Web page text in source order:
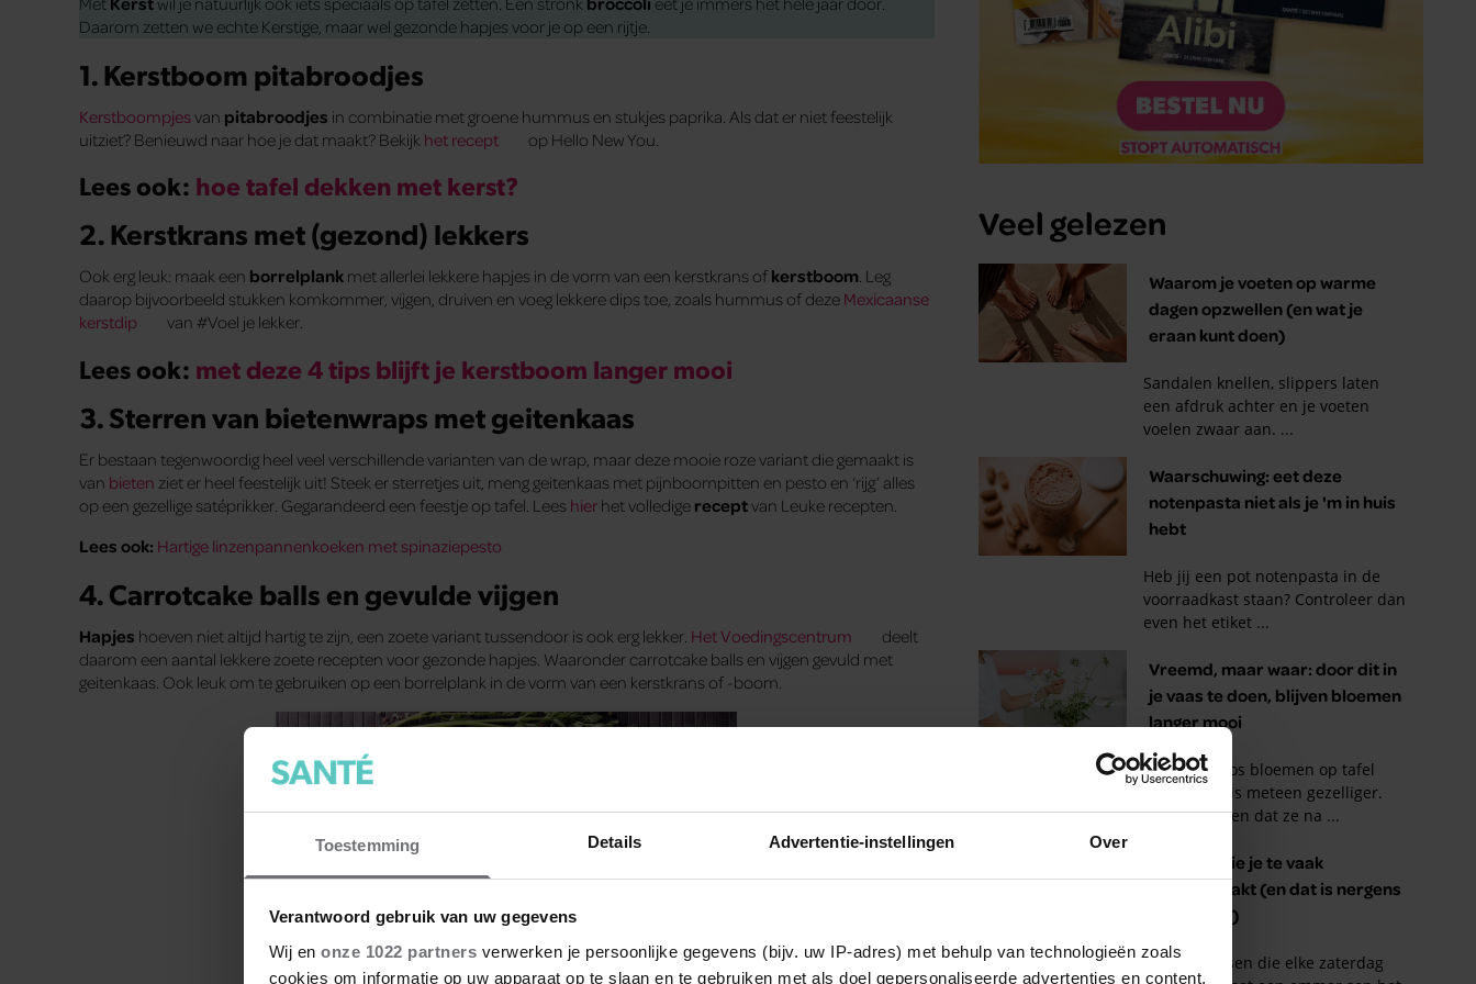
Toestemming Details Advertentie-instellingen Over
Verantwoord gebruik van uw gegevens
Wij en onze 1022 partners verwerken je persoonlijke gegevens (bijv. uw IP-adres) met behulp van technologieën zoals
cookies om informatie op uw apparaat op te slaan en te gebruiken met als doel gepersonaliseerde advertenties en content,
Daarom zetten we echte Kerstige, maar wel gezonde hapjes voor je op een rijtje.
1. Kerstboom pitabroodjes
Kerstboompjesvan pitabroodjes in combinatie met groene hummus en stukjes paprika. Als dat er niet feestelijk
uitziet? Benieuwd naar hoe je dat maakt? Bekijk het recept op Hello New You.
Lees ook: hoe tafel dekken met kerst?
2. Kerstkrans met (gezond) lekkers
Ook erg leuk: maak een borrelplank met allerlei lekkere hapjes in de vorm van een kerstkrans of kerstboom. Leg
daarop bijvoorbeeld stukken komkommer, vijgen, druiven en voeg lekkere dips toe, zoals hummus of deze Mexicaanse
kerstdip
van #Voel je lekker.
Lees ook: met deze 4 tips blijft je kerstboom langer mooi
3. Sterren van bietenwraps met geitenkaas
Er bestaan tegenwoordig heel veel verschillende varianten van de wrap, maar deze mooie roze variant die gemaakt is
van bieten ziet er heel feestelijk uit! Steek er sterretjes uit, meng geitenkaas met pijnboompitten en pesto en ‘rijg’ alles
op een gezellige satéprikker. Gegarandeerd een feestje op tafel. Lees hier het volledige receptvan Leuke recepten.
Lees ook: Hartige linzenpannenkoeken met spinaziepesto
4. Carrotcake balls en gevulde vijgen
Hapjes hoeven niet altijd hartig te zijn, een zoete variant tussendoor is ook erg lekker. Het Voedingscentrum
deelt
daarom een aantal lekkere zoete recepten voor gezonde hapjes. Waaronder carrotcake balls en vijgen gevuld met
geitenkaas. Ook leuk om te gebruiken op een borrelplank in de vorm van een kerstkrans of -boom.